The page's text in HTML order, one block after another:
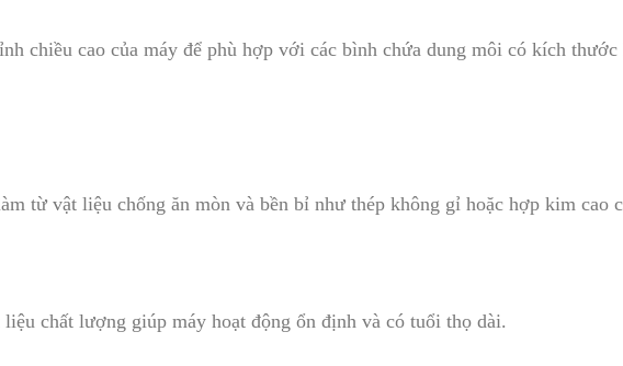
chiều cao của máy để phù hợp với các bình chứa dung môi có kích thước
từ vật liệu chống ăn mòn và bền bỉ như thép không gỉ hoặc hợp kim cao
chất lượng giúp máy hoạt động ổn định và có tuổi thọ dài.